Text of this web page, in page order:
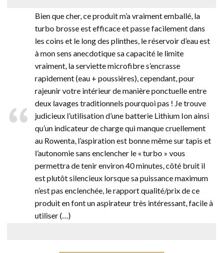
Bien que cher, ce produit m’a vraiment emballé, la
turbo brosse est efficace et passe facilement dans
les coins et le long des plinthes, le réservoir d’eau est
à mon sens anecdotique sa capacité le limite
vraiment, la serviette microfibre s’encrasse
rapidement (eau + poussières), cependant, pour
rajeunir votre intérieur de manière ponctuelle entre
deux lavages traditionnels pourquoi pas ! Je trouve
judicieux l’utilisation d’une batterie Lithium Ion ainsi
qu’un indicateur de charge qui manque cruellement
au Rowenta, l’aspiration est bonne même sur tapis et
l’autonomie sans enclencher le « turbo » vous
permettra de tenir environ 40 minutes, côté bruit il
est plutôt silencieux lorsque sa puissance maximum
n’est pas enclenchée, le rapport qualité/prix de ce
produit en font un aspirateur très intéressant, facile à
utiliser (…)